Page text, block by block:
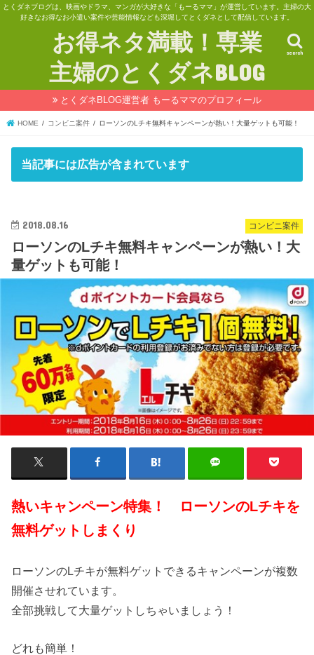
とくダネブログは、映画やドラマ、マンガが大好きな「もーるママ」が運営しています。主婦の大
好きなお得なお小遣い案件や芸能情報なども深堀してとくダネとして配信しています。
お得ネタ満載！専業
主婦のとくダネBLOG
search
とくダネBLOG運営者 もーるママのプロフィール
HOME コンビニ案件 ローソンのLチキ無料キャンペーンが熱い！大量ゲットも可能！
当記事には広告が含まれています
コンビニ案件
2018.08.16
ローソンのLチキ無料キャンペーンが熱い！大
量ゲットも可能！
熱いキャンペーン特集！ ローソンのLチキを
無料ゲットしまくり
ローソンのLチキが無料ゲットできるキャンペーンが複数
開催させれています。
全部挑戦して大量ゲットしちゃいましょう！
どれも簡単！